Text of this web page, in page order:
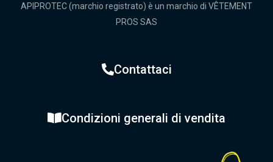
APIPROTEC (marchio registrato) è un marchio di VÊTEMENT
PROS SAS
Contattaci
Condizioni generali di vendita